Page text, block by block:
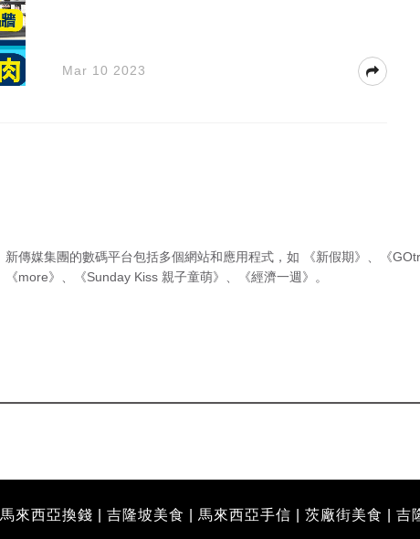
Mar 10 2023
新傳媒集團的數碼平台包括多個網站和應用程式，如 《新假期》
《
《more》
《Sunday Kiss 親子童萌》 《經濟一週》 。
馬來西亞換錢 吉隆坡美食 馬來西亞手信 茨廠街美食
吉